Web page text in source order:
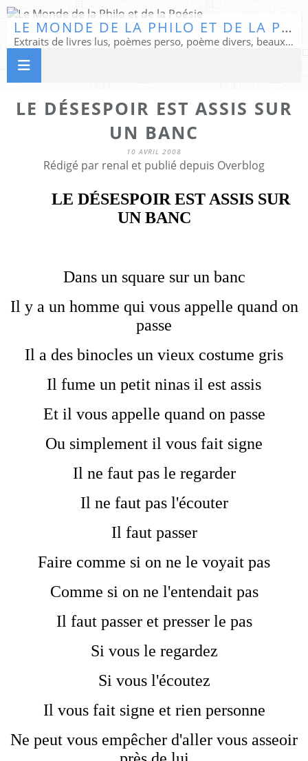
LE MONDE DE LA PHILO ET DE LA POÉSIE
Extraits de livres lus, poèmes perso, poème divers, beaux textes...
LE DÉSESPOIR EST ASSIS SUR
UN BANC
10 AVRIL 2008
Rédigé par renal et publié depuis Overblog
LE DÉSESPOIR EST ASSIS SUR
UN BANC
Dans un square sur un banc
Il y a un homme qui vous appelle quand on
passe
Il a des binocles un vieux costume gris
Il fume un petit ninas il est assis
Et il vous appelle quand on passe
Ou simplement il vous fait signe
Il ne faut pas le regarder
Il ne faut pas l'écouter
Il faut passer
Faire comme si on ne le voyait pas
Comme si on ne l'entendait pas
Il faut passer et presser le pas
Si vous le regardez
Si vous l'écoutez
Il vous fait signe et rien personne
Ne peut vous empêcher d'aller vous asseoir